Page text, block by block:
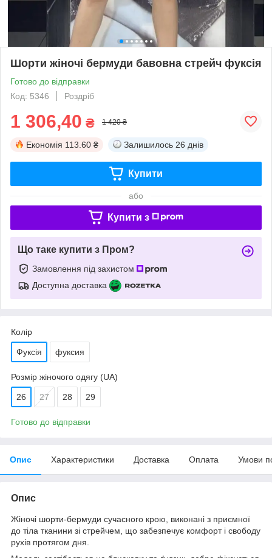
Шорти жіночі бермуди бавовна стрейч фуксія
Готово до відправки
Код: 5346
Роздріб
1 306,40 ₴ 1 420 ₴
Економія 113.60 ₴ Залишилось 26 днів
Купити
або
Купити з
Що таке купити з Пром?
Замовлення під захистом
Доступна доставка
Колір
Фуксія фуксия
Розмір жіночого одягу (UA)
26 27 28 29
Готово до відправки
Опис Характеристики Доставка Оплата Умови
Опис
Жіночі шорти-бермуди сучасного крою, виконані з приємної
до тіла тканини зі стрейчем, що забезпечує комфорт і свободу
рухів протягом дня.